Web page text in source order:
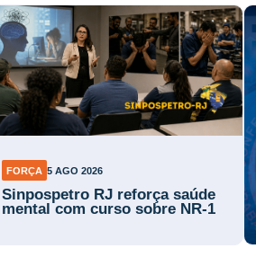
FORÇA 5 AGO 2026
Sinpospetro RJ reforça saúde
mental com curso sobre NR-1